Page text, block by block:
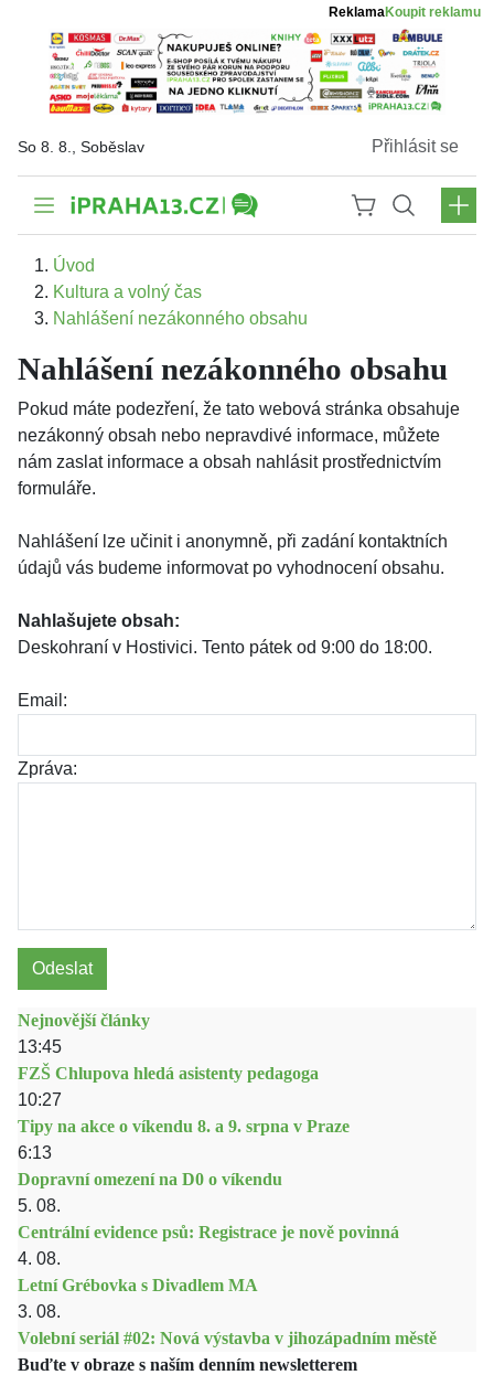
ReklamaKoupit reklamu
So 8. 8., Soběslav Přihlásit se
Úvod
Kultura a volný čas
Nahlášení nezákonného obsahu
Nahlášení nezákonného obsahu
Pokud máte podezření, že tato webová stránka obsahuje
nezákonný obsah nebo nepravdivé informace, můžete
nám zaslat informace a obsah nahlásit prostřednictvím
formuláře.
Nahlášení lze učinit i anonymně, při zadání kontaktních
údajů vás budeme informovat po vyhodnocení obsahu.
Nahlašujete obsah:
Deskohraní v Hostivici. Tento pátek od 9:00 do 18:00.
Email:
Zpráva:
Odeslat
Nejnovější články
13:45
FZŠ Chlupova hledá asistenty pedagoga
10:27
Tipy na akce o víkendu 8. a 9. srpna v Praze
6:13
Dopravní omezení na D0 o víkendu
5. 08.
Centrální evidence psů: Registrace je nově povinná
4. 08.
Letní Grébovka s Divadlem MA
3. 08.
Volební seriál #02: Nová výstavba v jihozápadním městě
Buďte v obraze s naším denním newsletterem